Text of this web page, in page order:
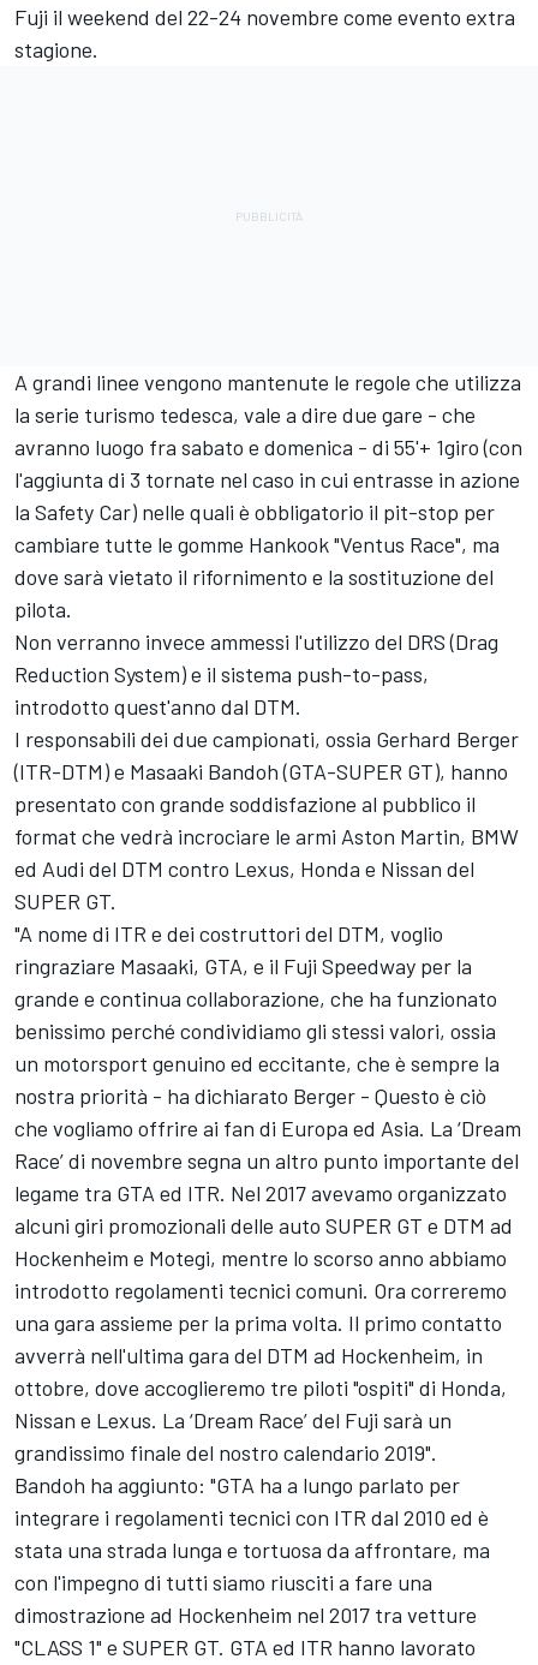
Fuji il weekend del 22-24 novembre come evento extra
stagione.
A grandi linee vengono mantenute le regole che utilizza
la serie turismo tedesca, vale a dire due gare - che
avranno luogo fra sabato e domenica - di 55'+ 1giro (con
l'aggiunta di 3 tornate nel caso in cui entrasse in azione
la Safety Car) nelle quali è obbligatorio il pit-stop per
cambiare tutte le gomme Hankook "Ventus Race", ma
dove sarà vietato il rifornimento e la sostituzione del
pilota.
Non verranno invece ammessi l'utilizzo del DRS (Drag
Reduction System) e il sistema push-to-pass,
introdotto quest'anno dal DTM.
I responsabili dei due campionati, ossia Gerhard Berger
(ITR-DTM) e Masaaki Bandoh (GTA-SUPER GT), hanno
presentato con grande soddisfazione al pubblico il
format che vedrà incrociare le armi Aston Martin, BMW
ed Audi del DTM contro Lexus, Honda e Nissan del
SUPER GT.
"A nome di ITR e dei costruttori del DTM, voglio
ringraziare Masaaki, GTA, e il Fuji Speedway per la
grande e continua collaborazione, che ha funzionato
benissimo perché condividiamo gli stessi valori, ossia
un motorsport genuino ed eccitante, che è sempre la
nostra priorità - ha dichiarato Berger - Questo è ciò
che vogliamo offrire ai fan di Europa ed Asia. La ‘Dream
Race’ di novembre segna un altro punto importante del
legame tra GTA ed ITR. Nel 2017 avevamo organizzato
alcuni giri promozionali delle auto SUPER GT e DTM ad
Hockenheim e Motegi, mentre lo scorso anno abbiamo
introdotto regolamenti tecnici comuni. Ora correremo
una gara assieme per la prima volta. Il primo contatto
avverrà nell'ultima gara del DTM ad Hockenheim, in
ottobre, dove accoglieremo tre piloti "ospiti" di Honda,
Nissan e Lexus. La ‘Dream Race’ del Fuji sarà un
grandissimo finale del nostro calendario 2019".
Bandoh ha aggiunto: "GTA ha a lungo parlato per
integrare i regolamenti tecnici con ITR dal 2010 ed è
stata una strada lunga e tortuosa da affrontare, ma
con l'impegno di tutti siamo riusciti a fare una
dimostrazione ad Hockenheim nel 2017 tra vetture
"CLASS 1" e SUPER GT. GTA ed ITR hanno lavorato